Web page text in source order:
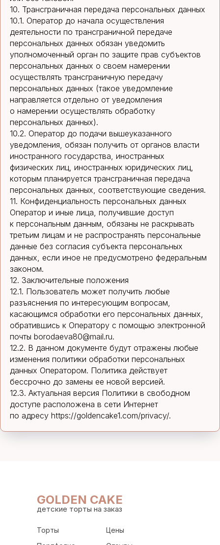
10. Трансграничная передача персональных данных
10.1. Оператор до начала осуществления
деятельности по трансграничной передаче
персональных данных обязан уведомить
уполномоченный орган по защите прав субъектов
персональных данных о своем намерении
осуществлять трансграничную передачу
персональных данных (такое уведомление
направляется отдельно от уведомления
о намерении осуществлять обработку
персональных данных).
10.2. Оператор до подачи вышеуказанного
уведомления, обязан получить от органов власти
иностранного государства, иностранных
физических лиц, иностранных юридических лиц,
которым планируется трансграничная передача
персональных данных, соответствующие сведения.
11. Конфиденциальность персональных данных
Оператор и иные лица, получившие доступ
к персональным данным, обязаны не раскрывать
третьим лицам и не распространять персональные
данные без согласия субъекта персональных
данных, если иное не предусмотрено федеральным
законом.
12. Заключительные положения
12.1. Пользователь может получить любые
разъяснения по интересующим вопросам,
касающимся обработки его персональных данных,
обратившись к Оператору с помощью электронной
почты borodaeva80@mail.ru.
12.2. В данном документе будут отражены любые
изменения политики обработки персональных
данных Оператором. Политика действует
бессрочно до замены ее новой версией.
12.3. Актуальная версия Политики в свободном
доступе расположена в сети Интернет
по адресу https://goldencake1.com/privacy/.
Цены
Торты
GOLDEN CAKE
детские торты на заказ